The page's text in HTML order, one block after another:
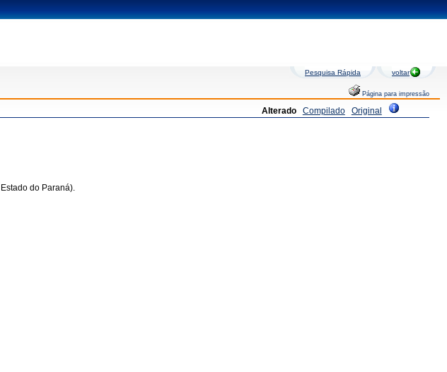
Pesquisa Rápida voltar
Página para impressão
Alterado Compilado Original
do Paraná).